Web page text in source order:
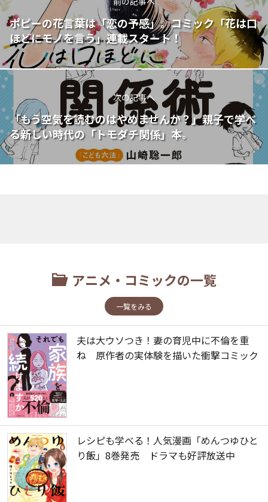
ポピーの花言葉は「恋の予感」。コミック「花は口
ほどにモノを言う」連載スタート！
次の記事へ
「もう空気を読むのはやめませんか？」親子で学べ
る新しい時代の「トモダチ関係」本。
アニメ・コミックの一覧
一覧をみる
夫は大ウソつき！妻の育児中に不倫を重
ね 原作者の実体験を描いた衝撃コミック
レシピも学べる！人気漫画「めんつゆひと
り飯」8巻発売 ドラマも好評放送中